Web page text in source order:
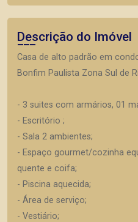
Descrição do Imóvel
Casa de alto padrão em
Bonfim Paulista Zona Sul de
- 3 suites com armários, 01
- Escritório ;
- Sala 2 ambientes;
- Espaço gourmet/cozinha
quente e coifa;
- Piscina aquecida;
- Área de serviço;
- Vestiário;